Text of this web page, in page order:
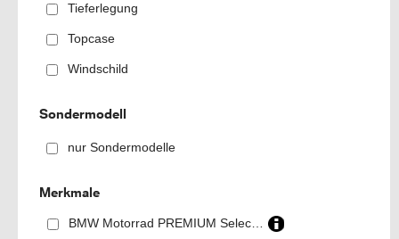
Tieferlegung
Topcase
Windschild
Sondermodell
nur Sondermodelle
Merkmale
BMW Motorrad PREMIUM Selection